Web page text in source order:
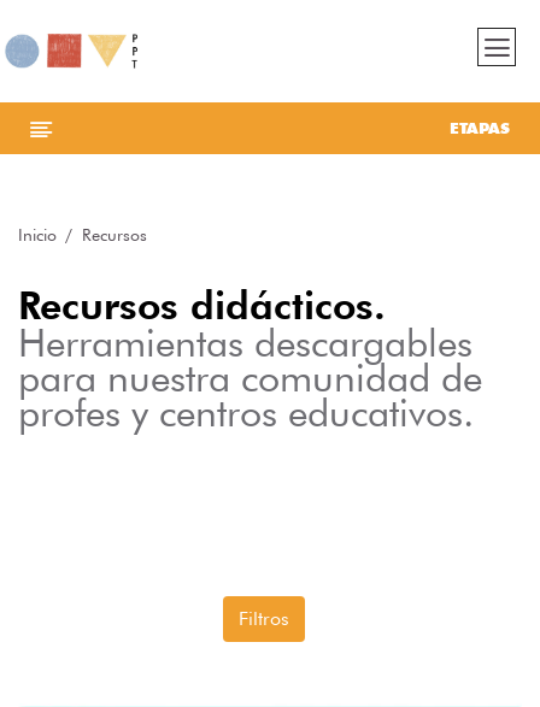
ETAPAS
Inicio Recursos
Recursos didácticos.
Herramientas descargables
para nuestra comunidad de
profes y centros educativos.
Filtros